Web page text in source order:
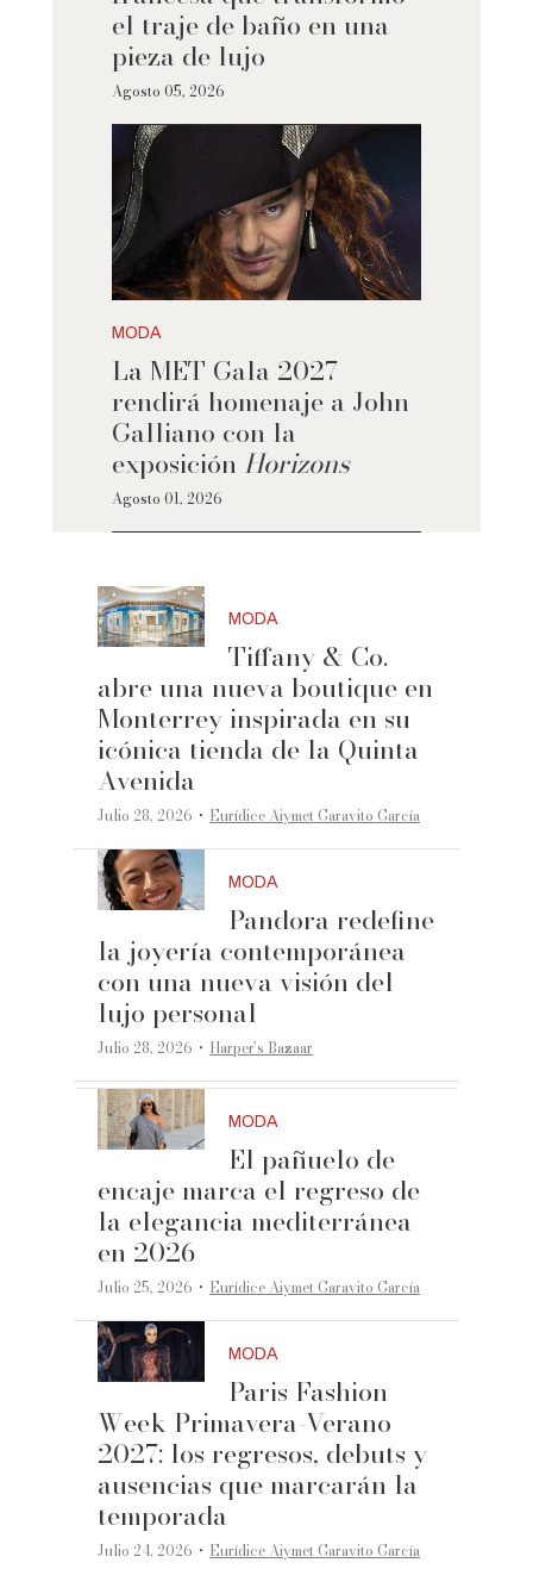
el traje de baño en una
pieza de lujo
Agosto 05, 2026
MODA
La MET Gala 2027
rendirá homenaje a John
Galliano con la
exposición Horizons
Agosto 01, 2026
MODA
Tiffany & Co.
abre una nueva boutique en
Monterrey inspirada en su
icónica tienda de la Quinta
Avenida
Julio 28, 2026 ·Eurídice Aiymet Garavito García
MODA
Pandora redefine
la joyería contemporánea
con una nueva visión del
lujo personal
Julio 28, 2026 ·Harper’s Bazaar
MODA
El pañuelo de
encaje marca el regreso de
la elegancia mediterránea
en 2026
Julio 25, 2026 ·Eurídice Aiymet Garavito García
MODA
Paris Fashion
Week Primavera-Verano
2027: los regresos, debuts y
ausencias que marcarán la
temporada
Julio 24, 2026 ·Eurídice Aiymet Garavito García